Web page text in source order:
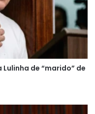
de “marido” de